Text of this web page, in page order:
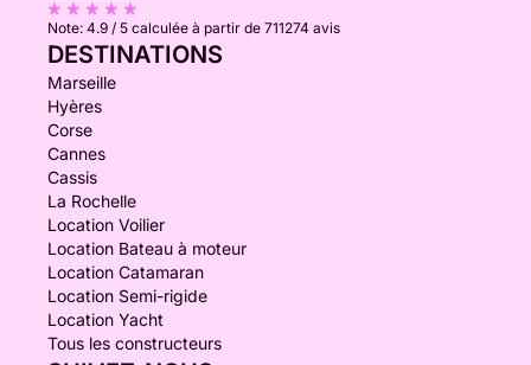
Note: 4.9 / 5 calculée à partir de 711274 avis
DESTINATIONS
Marseille
Hyères
Corse
Cannes
Cassis
La Rochelle
Location Voilier
Location Bateau à moteur
Location Catamaran
Location Semi-rigide
Location Yacht
Tous les constructeurs